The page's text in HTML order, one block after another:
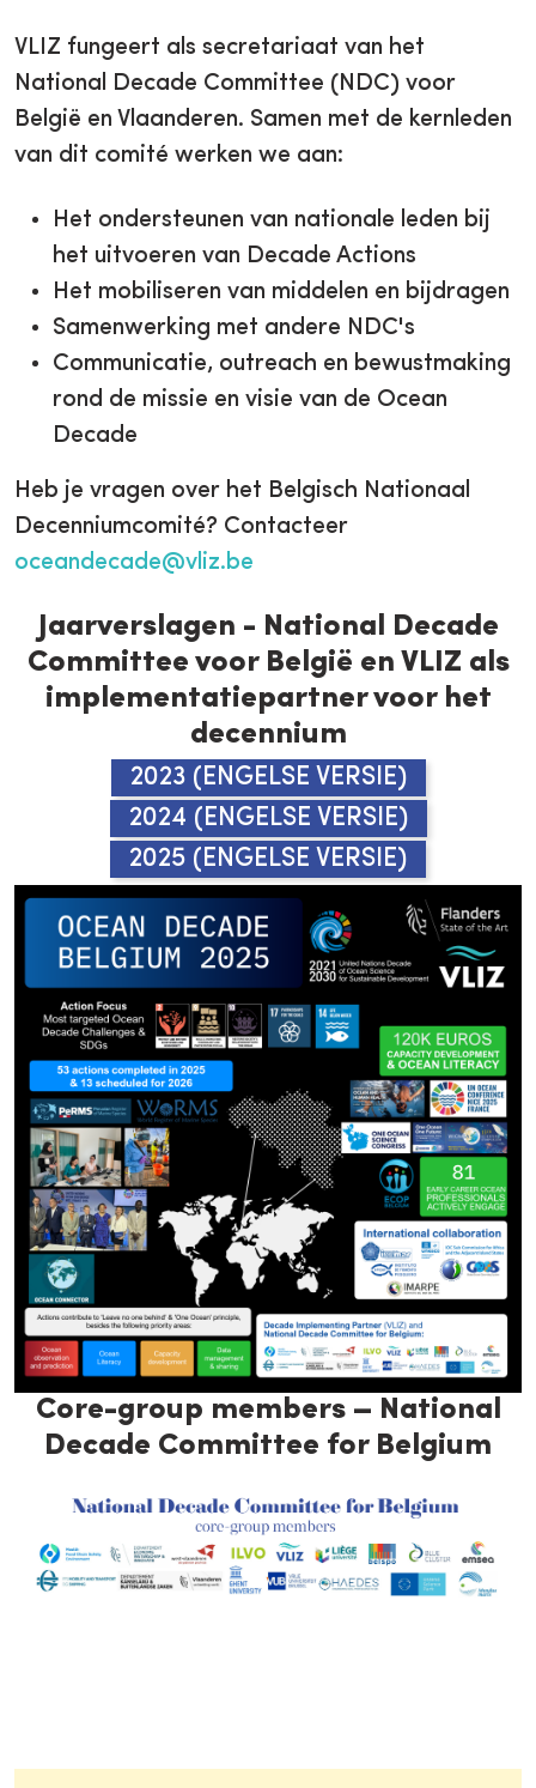
VLIZ fungeert als secretariaat van het
National Decade Committee (NDC) voor
België en Vlaanderen. Samen met de kernleden
van dit comité werken we aan:
Het ondersteunen van nationale leden bij
het uitvoeren van Decade Actions
Het mobiliseren van middelen en bijdragen
Samenwerking met andere NDC's
Communicatie, outreach en bewustmaking
rond de missie en visie van de Ocean
Decade
Heb je vragen over het Belgisch Nationaal
Decenniumcomité? Contacteer
oceandecade@vliz.be
Jaarverslagen - National Decade
Committee voor België en VLIZ als
implementatiepartner voor het
decennium
2023 (ENGELSE VERSIE)
2024 (ENGELSE VERSIE)
2025 (ENGELSE VERSIE)
Core-group members – National
Decade Committee for Belgium